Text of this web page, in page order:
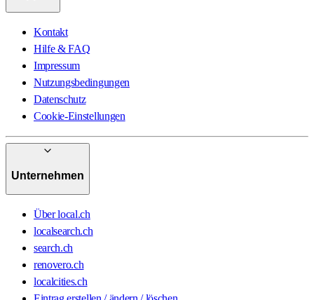
Kontakt
Hilfe & FAQ
Impressum
Nutzungsbedingungen
Datenschutz
Cookie-Einstellungen
Unternehmen
Über local.ch
localsearch.ch
search.ch
renovero.ch
localcities.ch